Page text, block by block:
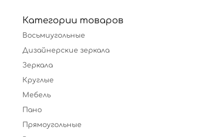
Категории товаров
Восьмиугольные
Дизайнерские зеркала
Зеркала
Круглые
Мебель
Пано
Прямоугольные